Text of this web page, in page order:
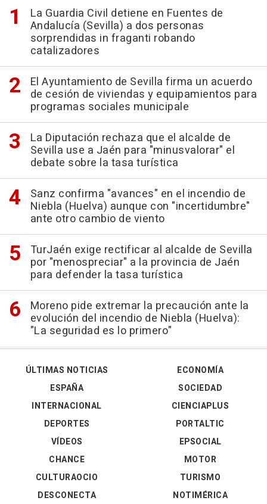
La Guardia Civil detiene en Fuentes de
Andalucía (Sevilla) a dos personas
sorprendidas in fraganti robando
catalizadores
El Ayuntamiento de Sevilla firma un acuerdo
de cesión de viviendas y equipamientos para
programas sociales municipale
La Diputación rechaza que el alcalde de
Sevilla use a Jaén para "minusvalorar" el
debate sobre la tasa turística
Sanz confirma "avances" en el incendio de
Niebla (Huelva) aunque con "incertidumbre"
ante otro cambio de viento
TurJaén exige rectificar al alcalde de Sevilla
por "menospreciar" a la provincia de Jaén
para defender la tasa turística
Moreno pide extremar la precaución ante la
evolución del incendio de Niebla (Huelva):
"La seguridad es lo primero"
ÚLTIMAS NOTICIAS
ESPAÑA
INTERNACIONAL
DEPORTES
VÍDEOS
ECONOMÍA
SOCIEDAD
CIENCIAPLUS
PORTALTIC
EPSOCIAL
CHANCE
CULTURAOCIO
DESCONECTA
MOTOR
TURISMO
NOTIMÉRICA